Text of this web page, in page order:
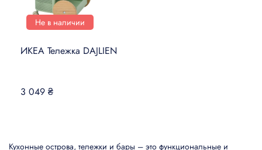
Не в наличии
ИКЕА Тележка DAJLIEN
3 049 ₴
Кухонные острова, тележки и бары – это функциональные и